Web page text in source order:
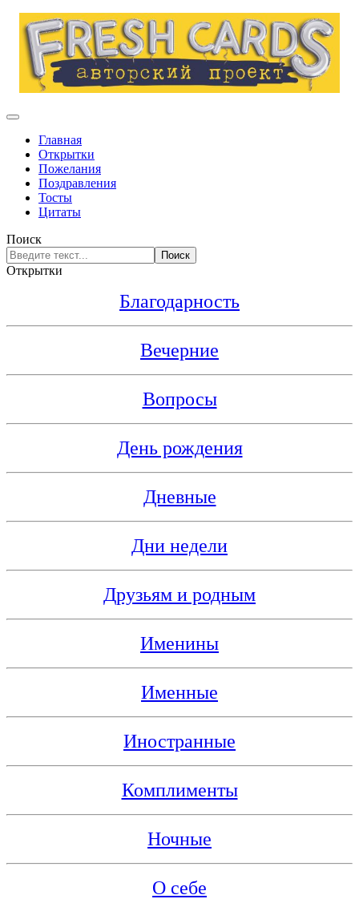
Главная
Открытки
Пожелания
Поздравления
Тосты
Цитаты
Поиск
Поиск
Открытки
Благодарность
Вечерние
Вопросы
День рождения
Дневные
Дни недели
Друзьям и родным
Именины
Именные
Иностранные
Комплименты
Ночные
О себе